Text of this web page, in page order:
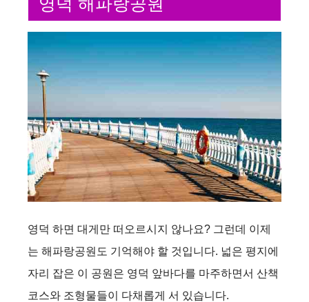
영덕 하면 대게만 떠오르시지 않나요? 그런데 이제
는 해파랑공원도 기억해야 할 것입니다. 넓은 평지에
자리 잡은 이 공원은 영덕 앞바다를 마주하면서 산책
코스와 조형물들이 다채롭게 서 있습니다.